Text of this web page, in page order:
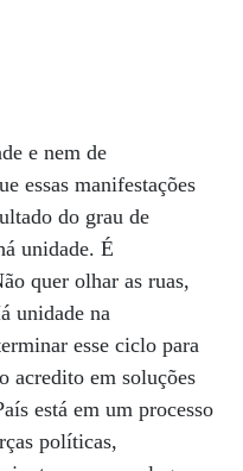
e nem de
essas manifestações
do grau de
unidade. É
quer olhar as ruas,
unidade na
esse ciclo para
acredito em soluções
está em um processo
políticas,